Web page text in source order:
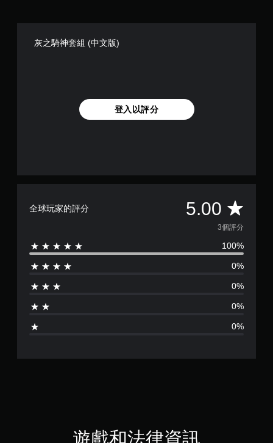
灰之騎神套組 (中文版)
登入以評分
全球玩家的評分 5.00 平
均
評
分
5
星
3個評分
100%
0%
0%
0%
0%
遊戲和法律資訊